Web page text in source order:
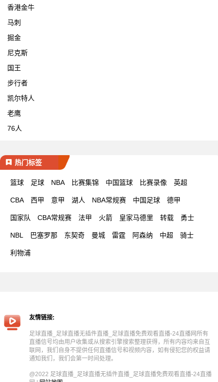
香港金牛
马刺
掘金
尼克斯
国王
步行者
凯尔特人
老鹰
76人
热门标签
篮球 足球 NBA 比赛集锦 中国篮球 比赛录像 英超
CBA 西甲 意甲 湖人 NBA常规赛 中国足球 德甲
国家队 CBA常规赛 法甲 火箭 皇家马德里 转载 勇士
NBL 巴塞罗那 东契奇 曼城 雷霆 阿森纳 中超 骑士
利物浦
友情链接:
足球直播_足球直播无插件直播_足球直播免费观看直播-24直播网所有
直播信号均由用户收集或从搜索引擎搜索整理获得，所有内容均来自互
联网，我们自身不提供任何直播信号和视频内容，如有侵犯您的权益请
通知我们，我们会第一时间处理。
@2022 足球直播_足球直播无插件直播_足球直播免费观看直播-24直播